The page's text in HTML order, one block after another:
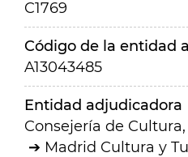
C1769
Código de la entidad
A13043485
Entidad adjudicadora
Consejería de
Madrid Cultura y